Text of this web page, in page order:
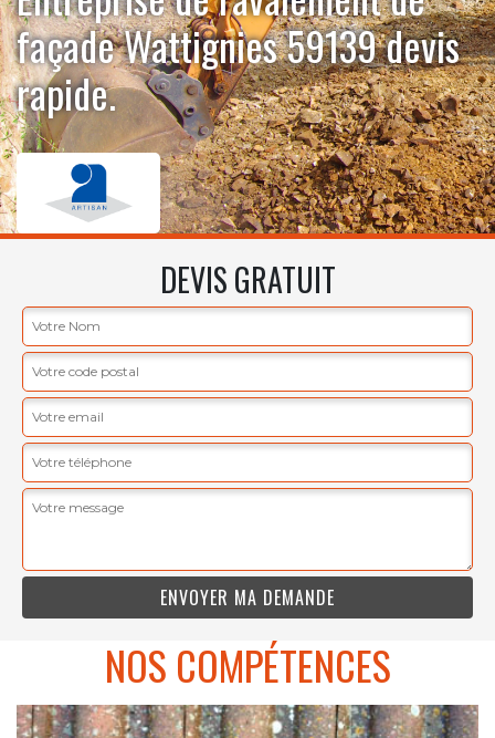
façade Wattignies 59139 devis
rapide.
DEVIS GRATUIT
NOS COMPÉTENCES